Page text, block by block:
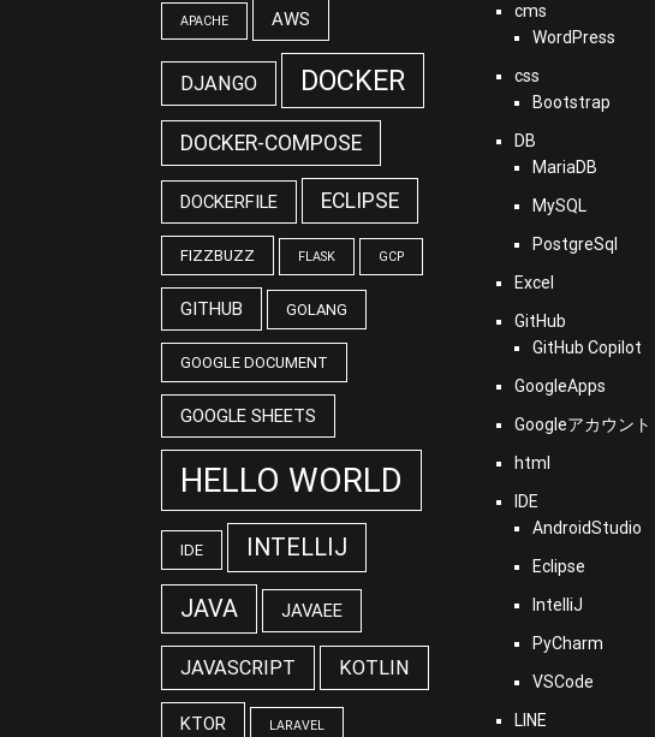
APACHE AWS
DJANGO DOCKER
DOCKER-COMPOSE
DOCKERFILE ECLIPSE
FIZZBUZZ FLASK GCP
GITHUB GOLANG
GOOGLE DOCUMENT
GOOGLE SHEETS
HELLO WORLD
IDE INTELLIJ
JAVA JAVAEE
JAVASCRIPT KOTLIN
KTOR LARAVEL
cms
WordPress
css
Bootstrap
DB
MariaDB
MySQL
PostgreSql
Excel
GitHub
GitHub Copilot
GoogleApps
Googleアカウント
html
IDE
AndroidStudio
Eclipse
IntelliJ
PyCharm
VSCode
LINE